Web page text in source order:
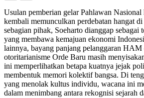
Usulan pemberian gelar Pahlawan Nasional
kembali memunculkan perdebatan hangat
sebagian pihak, Soeharto dianggap sebagai
yang membawa kemajuan ekonomi
lainnya, bayang panjang pelanggaran
otoritarianisme Orde Baru masih
ini memperlihatkan betapa kuatnya jejak
membentuk memori kolektif bangsa. Di
yang menolak kultus individu, wacana ini
dalam menimbang antara rekognisi sejarah